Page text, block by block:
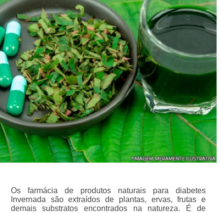
Os farmácia de produtos naturais para diabetes
Invernada são extraídos de plantas, ervas, frutas e
demais substratos encontrados na natureza. É de